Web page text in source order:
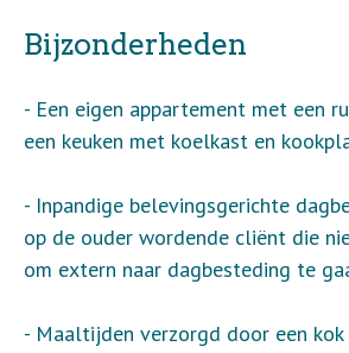
Bijzonderheden
- Een eigen appartement met een
een keuken met koelkast en
- Inpandige belevingsgerichte
op de ouder wordende cliënt die
om extern naar dagbesteding te
- Maaltijden verzorgd door een kok